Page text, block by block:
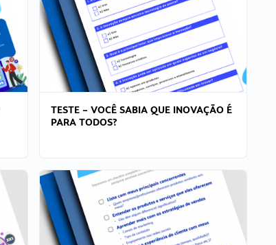
TESTE – VOCÊ SABIA QUE INOVAÇÃO É
PARA TODOS?